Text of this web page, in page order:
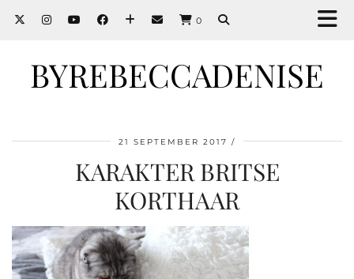
0
BYREBECCADENISE
21 SEPTEMBER 2017
KARAKTER BRITSE
KORTHAAR